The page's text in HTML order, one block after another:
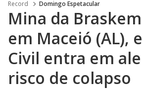
Record Domingo Espetacular
Mina da
em Maceió (AL),
Civil entra em
risco de colapso